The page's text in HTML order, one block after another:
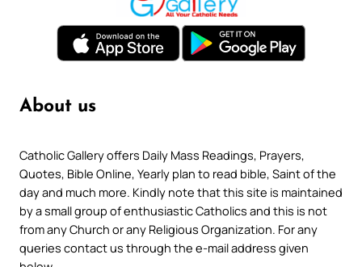
About us
Catholic Gallery offers Daily Mass Readings, Prayers,
Quotes, Bible Online, Yearly plan to read bible, Saint of the
day and much more. Kindly note that this site is maintained
by a small group of enthusiastic Catholics and this is not
from any Church or any Religious Organization. For any
queries contact us through the e-mail address given